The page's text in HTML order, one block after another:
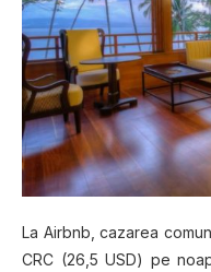
La Airbnb, cazarea
CRC (26,5 USD) pe